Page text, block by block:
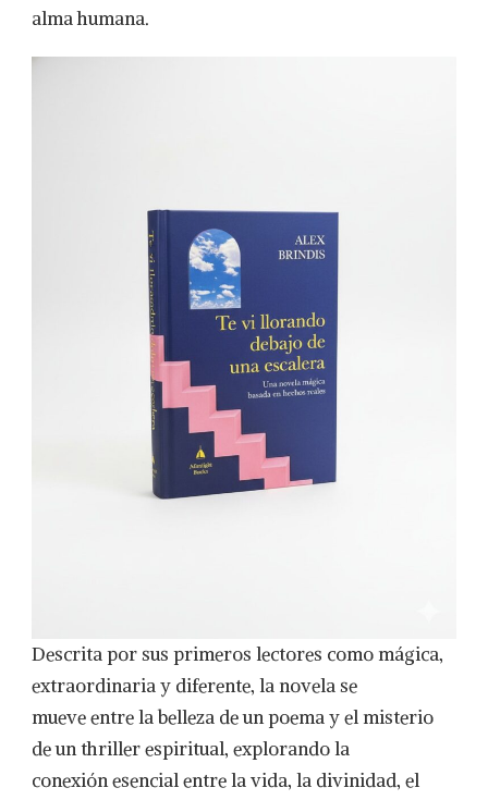
alma humana.
Descrita por sus primeros lectores como mágica,
extraordinaria y diferente, la novela se
mueve entre la belleza de un poema y el misterio
de un thriller espiritual, explorando la
conexión esencial entre la vida, la divinidad, el